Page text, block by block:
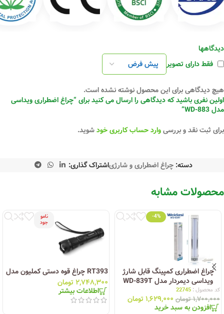
دیدگاهها
فقط دارای تصویر
هیچ دیدگاهی برای این محصول نوشته نشده است.
اولین نفری باشید که دیدگاهی را ارسال می کنید برای “چراغ اضطراری ویداسی
مدل WD-883”
برای ثبت نقد و بررسیوارد حساب کاربری خودشوید.
دسته: چراغ اضطراری و شارژیاشتراک گذاری:
محصولات مشابه
-4%
چراغ اضطراری کمپینگ قابل شارژ
ویداسی دیمردار مدل WD-839T
کد محصول : 22745
۱,۷۰۰,۰۰۰ تومان ۱,۶۲۹,۰۰۰ تومان
افزودن به سبد خرید
نامو
جود
RT393 چراغ قوه دستی کملیون مدل
۲,۷۴۸,۳۰۰ تومان
اطلاعات بیشتر